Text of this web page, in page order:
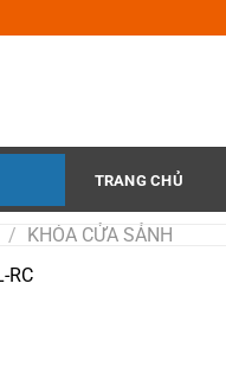
TRANG CHỦ
/ KHÓA CỬA SẢNH